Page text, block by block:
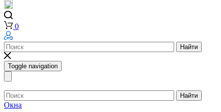
0
Найти
Toggle navigation
Найти
Окна